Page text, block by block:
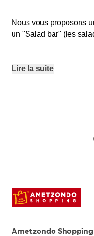
Nous vous proposons
un "Salad bar" (les
Lire la suite
Ametzondo Shopping